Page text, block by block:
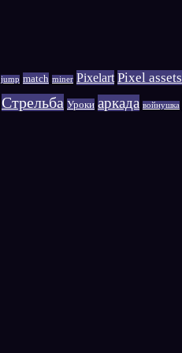
jump match miner Pixelart Pixel assets
Стрельба Уроки аркада войнушка